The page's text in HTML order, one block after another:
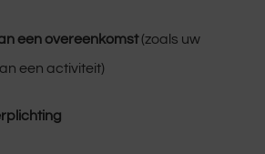
een overeenkomst(zoals uw
een activiteit)